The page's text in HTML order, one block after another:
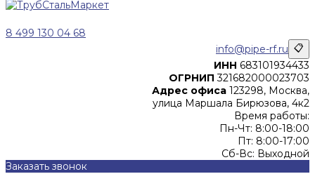
8 499 130 04 68
info@pipe-rf.ru 📋
ИНН 683101934433
ОГРНИП 321682000023703
Адрес офиса 123298, Москва,
улица Маршала Бирюзова, 4к2
Время работы:
Пн-Чт: 8:00-18:00
Пт: 8:00-17:00
Сб-Вс: Выходной
Заказать звонок